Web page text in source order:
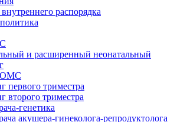
распорядка
и расширенный неонатальный
ОМС
первого триместра
второго триместра
генетика
акушера-гинеколога-репродуктолога